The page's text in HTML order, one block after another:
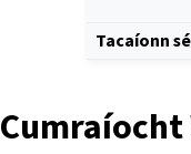
Tacaíonn
Cumraíocht